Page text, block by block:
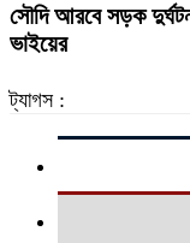
সৌদি আরবে সড়ক
ভাইয়ের
ট্যাগস :